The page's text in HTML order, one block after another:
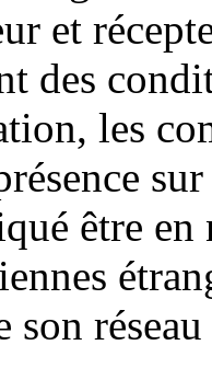
et
des
les
être
son